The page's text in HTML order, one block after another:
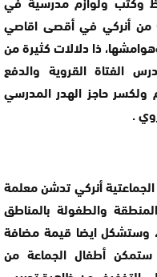
من أنركي في أقصى اقاصي
ذا دلالات كثيرة من
الفتاة القروية والدفع
ولكسر حاجز الهدر المدرسي
.
أنركي تدشن معلمة
والطفولة بالمناطق
وستشكل ايضا قيمة مضافة
ستمكن أطفال الجماعة من